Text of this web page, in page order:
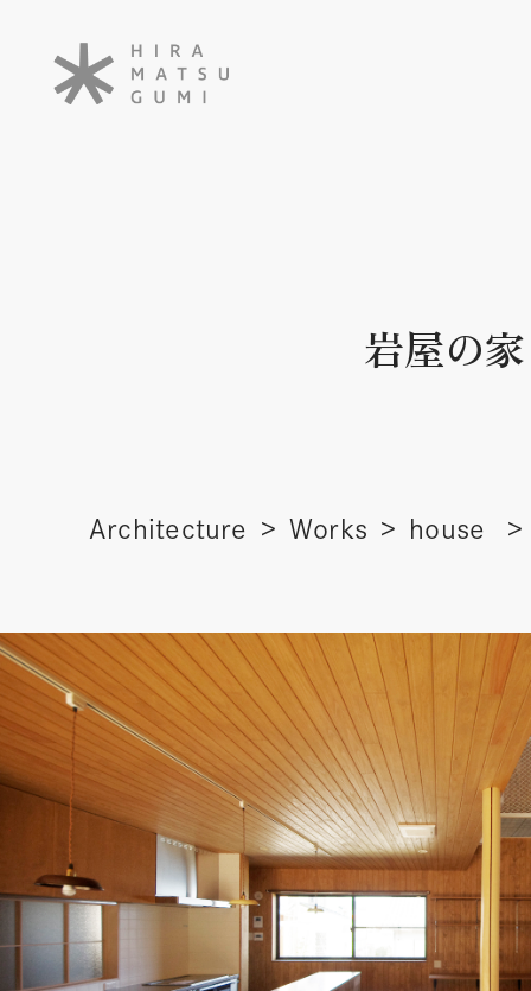
岩屋の家
Architecture Works house